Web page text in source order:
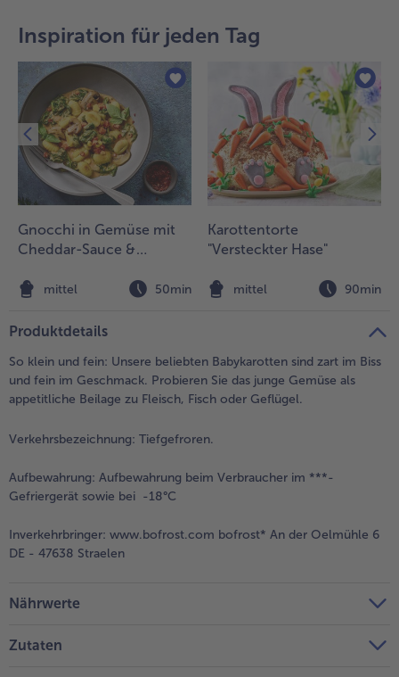
Inspiration für jeden Tag
Gnocchi in Gemüse mit
Cheddar-Sauce &
mittel 50min
Karottentorte
"Versteckter Hase"
mittel 90min
Produktdetails
So klein und fein: Unsere beliebten Babykarotten sind zart im Biss
und fein im Geschmack. Probieren Sie das junge Gemüse als
appetitliche Beilage zu Fleisch, Fisch oder Geflügel.
Verkehrsbezeichnung: Tiefgefroren.
Aufbewahrung: Aufbewahrung beim Verbraucher im ***-
Gefriergerät sowie bei -18°C
Inverkehrbringer: www.bofrost.com bofrost* An der Oelmühle 6
DE - 47638 Straelen
Nährwerte
Zutaten